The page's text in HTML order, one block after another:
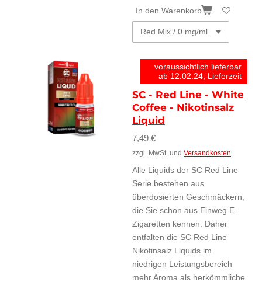
In den Warenkorb
voraussichtlich lieferbar
ab 12.02.24, Lieferzeit
SC - Red Line - White
Coffee - Nikotinsalz
Liquid
7,49 €
zzgl. MwSt. und Versandkosten
Alle Liquids der SC Red Line
Serie bestehen aus
überdosierten Geschmäckern,
die Sie schon aus Einweg E-
Zigaretten kennen. Daher
entfalten die SC Red Line
Nikotinsalz Liquids im
niedrigen Leistungsbereich
mehr Aroma als herkömmliche